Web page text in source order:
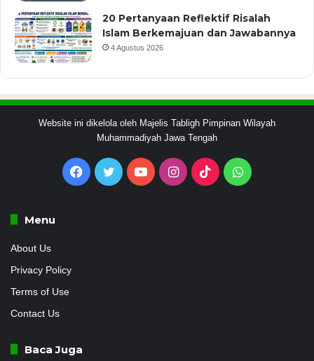
20 Pertanyaan Reflektif Risalah
Islam Berkemajuan dan Jawabannya
4 Agustus 2026
Website ini dikelola oleh Majelis Tabligh Pimpinan Wilayah
Muhammadiyah Jawa Tengah
Facebook
Twitter YouTubeInstagram
TikTokWhatsApp
Menu
About Us
Privacy Policy
Terms of Use
Contact Us
Baca Juga